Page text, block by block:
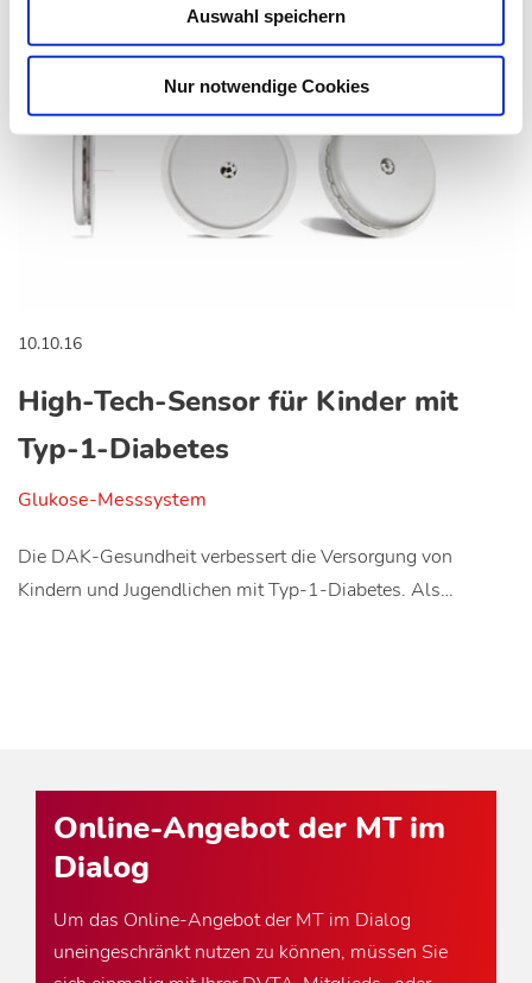
Auswahl speichern
Nur notwendige Cookies
10.10.16
High-Tech-Sensor für Kinder mit
Typ-1-Diabetes
Glukose-Messsystem
Die DAK-Gesundheit verbessert die Versorgung von
Kindern und Jugendlichen mit Typ-1-Diabetes. Als…
Online-Angebot der MT im
Dialog
Um das Online-Angebot der MT im Dialog
uneingeschränkt nutzen zu können, müssen Sie